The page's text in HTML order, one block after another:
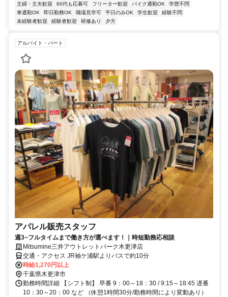
主婦・主夫歓迎
60代も応募可 フリーター歓迎 バイク通勤OK
学歴不問
車通勤OK
即日勤務OK 職場見学可 平日のみOK 学生歓迎
経験不問
未経験者歓迎
経験者歓迎 研修あり 夕方
アルバイト・パート
アパレル販売スタッフ
週3~フルタイムまで働き方が選べます！｜時短勤務応相談
Mitsumine三井アウトレットパーク木更津店
交通・アクセス JR袖ケ浦駅よりバスで約10分
時給1,270円以上
千葉県木更津市
勤務時間詳細 【シフト制】 早番 9：00～18：30 / 9:15～18:45 遅番
10：30～20：00 など （休憩1時間30分/勤務時間により変動あり）